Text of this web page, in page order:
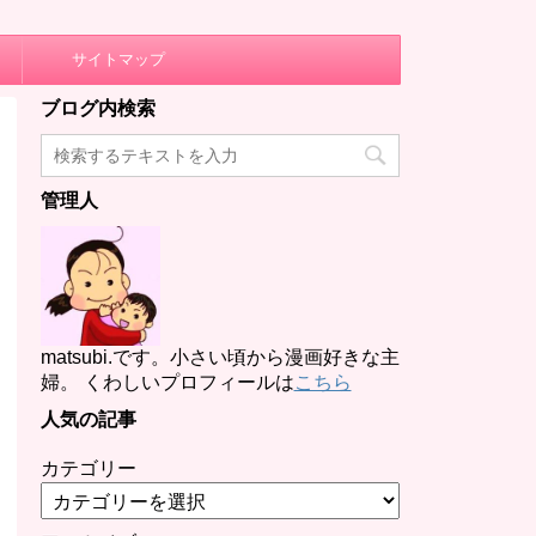
サイトマップ
ブログ内検索
管理人
matsubi.です。小さい頃から漫画好きな主
婦。 くわしいプロフィールはこちら
人気の記事
カテゴリー